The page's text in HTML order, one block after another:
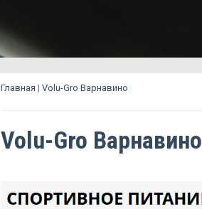
Главная | Volu-Gro Варнавино
Volu-Gro Варнавино